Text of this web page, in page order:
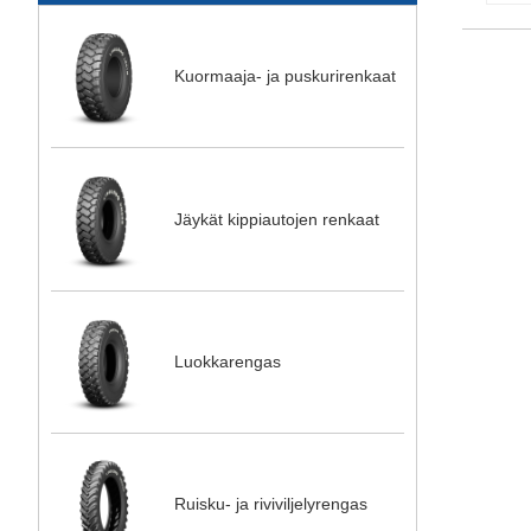
Kuormaaja- ja puskurirenkaat
Jäykät kippiautojen renkaat
Luokkarengas
Ruisku- ja riviviljelyrengas